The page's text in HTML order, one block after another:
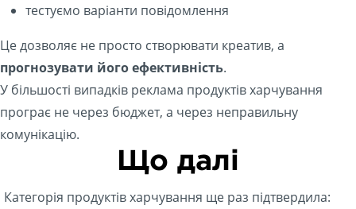
тестуємо варіанти повідомлення
Це дозволяє не просто створювати креатив, а
прогнозувати його ефективність.
У більшості випадків реклама продуктів харчування
програє не через бюджет, а через неправильну
комунікацію.
Що далі
Категорія продуктів харчування ще раз підтвердила: